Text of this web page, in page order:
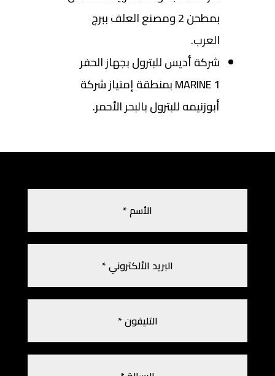
بمطحن 2 ومصنع العلف ببرج
العرب.
شركة أديس للبترول بجهاز الحفر
MARINE 1 بمنطقة إمتياز شركة
أبوزنيمه للبترول بالبحر الأحمر.